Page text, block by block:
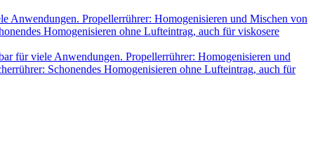
Anwendungen. Propellerrührer: Homogenisieren und Mischen von
Homogenisieren ohne Lufteintrag, auch für viskosere
für viele Anwendungen. Propellerrührer: Homogenisieren und
Schonendes Homogenisieren ohne Lufteintrag, auch für